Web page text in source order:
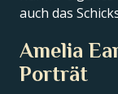
auch das
Amelia
Porträt